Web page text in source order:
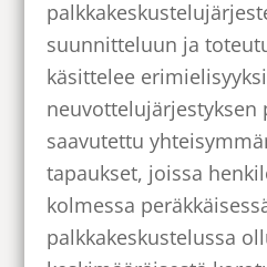
suunnitteluun ja
käsittelee
neuvottelujärjestyksen
saavutettu
tapaukset, joissa
kolmessa
palkkakeskustelussa